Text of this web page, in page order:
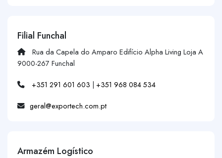
Filial Funchal
Rua da Capela do Amparo Edifício Alpha Living Loja A
9000-267 Funchal
+351 291 601 603 | +351 968 084 534
geral@exportech.com.pt
Armazém Logístico